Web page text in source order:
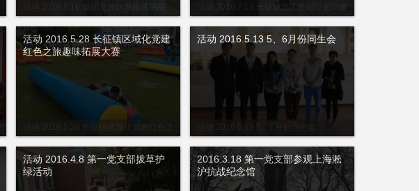
活动 2016.8.16 集团发放防暑降温用品
活动 2016.7.19 长征镇总工会领导慰问集
活动 2016.5.28 长征镇区域化党建
红色之旅趣味拓展大赛
活动 2016.5.13 5、6月份同生会
活动 2016.5.13 5、6月份同生会
活动 2016.4.8 第一党支部拔草护
绿活动
2016.3.18 第一党支部参观上海淞
沪抗战纪念馆